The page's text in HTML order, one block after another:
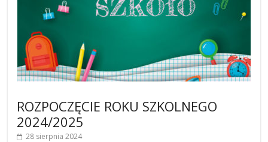
ROZPOCZĘCIE ROKU SZKOLNEGO
2024/2025
28 sierpnia 2024